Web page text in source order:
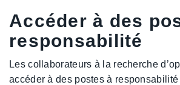
Accéder à des
responsabilité
Les collaborateurs à la recherche
accéder à des postes à responsabilité